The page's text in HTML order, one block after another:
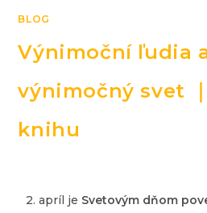
BLOG
Výnimoční ľudia
výnimočný svet
knihu
2. apríl je Svetovým dňom